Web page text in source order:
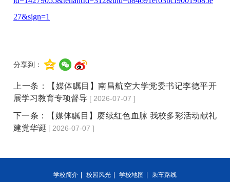
27&sign=1
分享到：
上一条：
【媒体瞩目】南昌航空大学党委书记李德平开
展学习教育专项督导 [ 2026-07-07 ]
下一条：
【媒体瞩目】赓续红色血脉 我校多彩活动献礼
建党华诞 [ 2026-07-07 ]
学校简介 | 校园风光 | 学校地图 | 乘车路线